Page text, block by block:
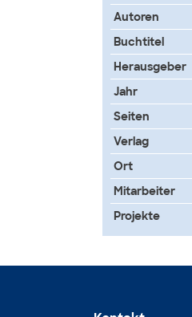
Autoren
Buchtitel
Herausgeber
Jahr
Seiten
Verlag
Ort
Mitarbeiter
Projekte